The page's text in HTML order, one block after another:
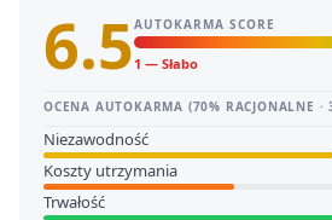
6.5AUTOKARMA SCORE
1 — Słabo
OCENA AUTOKARMA (70% RACJONALNE ·
Niezawodność
Koszty utrzymania
Trwałość